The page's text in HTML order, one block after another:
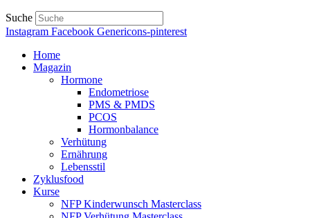
Suche
Instagram Facebook Genericons-pinterest
Home
Magazin
Hormone
Endometriose
PMS & PMDS
PCOS
Hormonbalance
Verhütung
Ernährung
Lebensstil
Zyklusfood
Kurse
NFP Kinderwunsch Masterclass